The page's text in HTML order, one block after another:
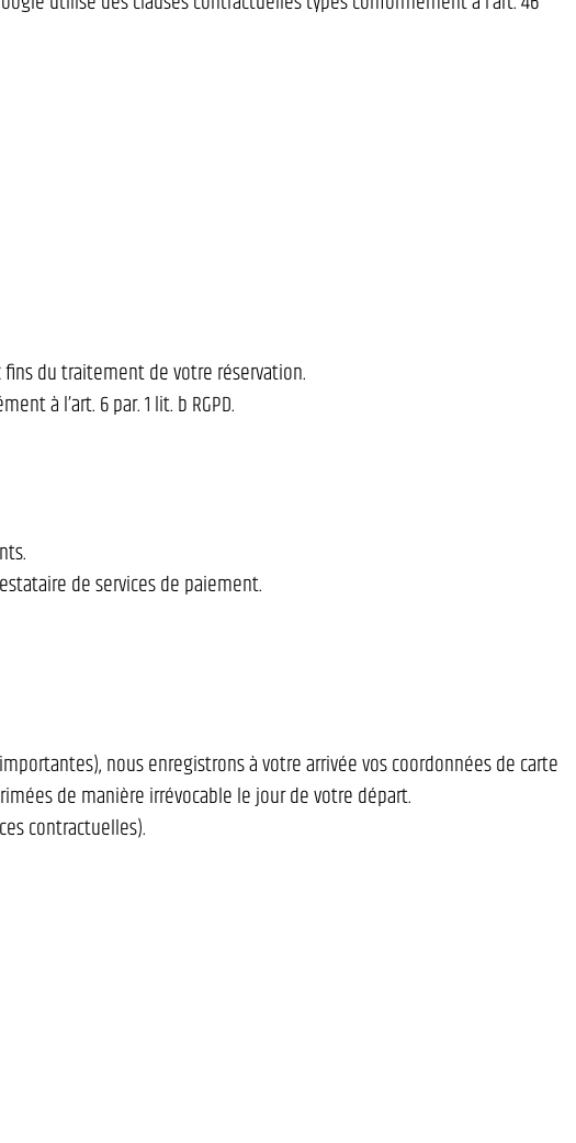
fins du traitement de votre réservation.
à l’art. 6 par. 1 lit. b RGPD.
de services de paiement.
nous enregistrons à votre arrivée vos coordonnées de carte
de manière irrévocable le jour de votre départ.
contractuelles).